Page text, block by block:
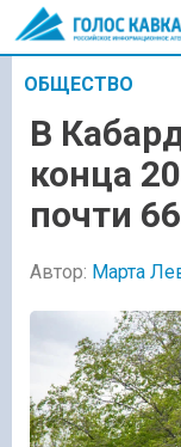
ОБЩЕСТВО
В
конца
почти
Автор: Марта